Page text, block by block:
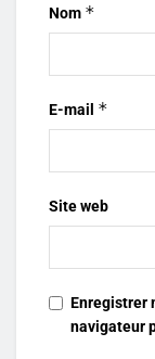
Nom *
E-mail *
Site web
Enregistrer
navigateur